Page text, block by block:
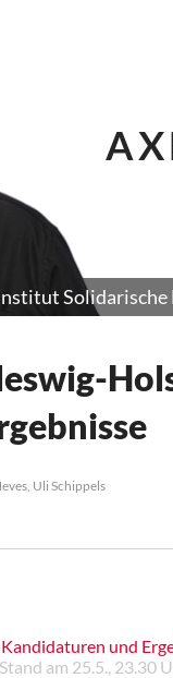
Solidarische
Uli Schippels
und
am 25.5., 23.30